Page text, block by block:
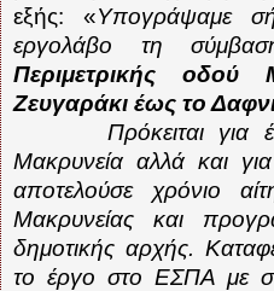
εξής: «Υπογράψαμε
εργολάβο τη
Περιμετρικής
Ζευγαράκι έως το
Πρόκειται
Μακρυνεία αλλά και
αποτελούσε χρόνιο
Μακρυνείας και
δημοτικής αρχής.
το έργο στο ΕΣΠΑ με